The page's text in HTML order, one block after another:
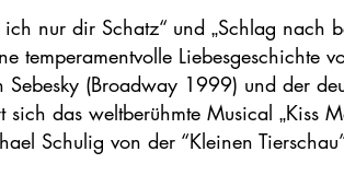
nur dir Schatz“ und „Schlag nach
temperamentvolle Liebesgeschichte
(Broadway 1999) und der
das weltberühmte Musical „Kiss
Schulig von der “Kleinen